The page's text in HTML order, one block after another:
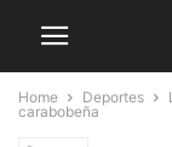
Home Deportes
carabobeña